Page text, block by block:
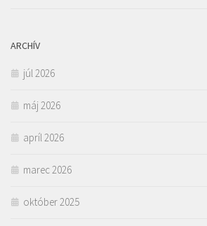
ARCHÍV
júl 2026
máj 2026
apríl 2026
marec 2026
október 2025